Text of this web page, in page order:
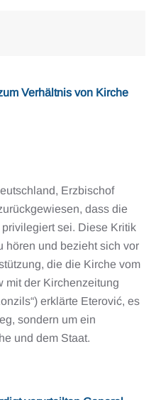
Verhältnis von Kirche
Erzbischof
dass die
sei. Diese Kritik
hören und bezieht sich vor
die die Kirche vom
mit der Kirchenzeitung
erklärte Eterović, es
sondern um ein
und dem Staat.